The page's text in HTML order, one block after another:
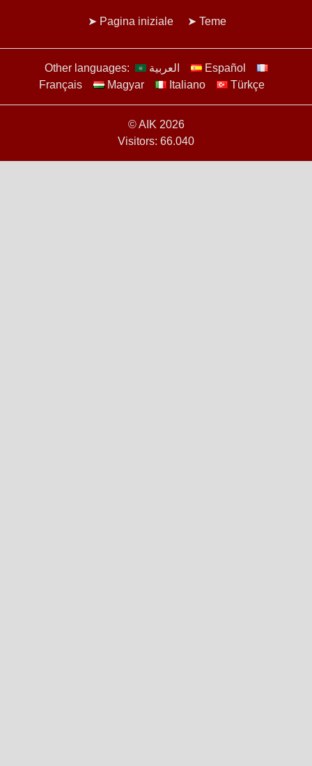
Pagina iniziale Teme
Other languages: العربية
Español
Français
Magyar Italiano Türkçe
© AIK 2026
Visitors: 66.040